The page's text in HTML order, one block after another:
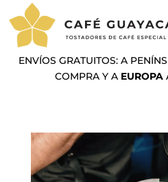
ENVÍOS GRATUITOS: A
COMPRA Y A EUROPA